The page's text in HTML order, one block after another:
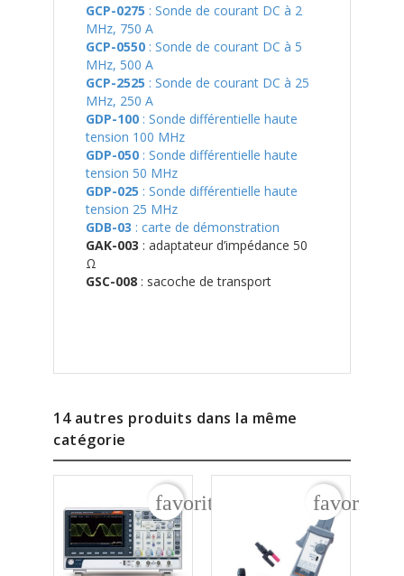
GCP-0275 : Sonde de courant DC à 2
MHz, 750 A
GCP-0550 : Sonde de courant DC à 5
MHz, 500 A
GCP-2525 : Sonde de courant DC à 25
MHz, 250 A
GDP-100 : Sonde différentielle haute
tension 100 MHz
GDP-050 : Sonde différentielle haute
tension 50 MHz
GDP-025 : Sonde différentielle haute
tension 25 MHz
GDB-03 : carte de démonstration
GAK-003 : adaptateur d’impédance 50
Ω
GSC-008 : sacoche de transport
14 autres produits dans la même
catégorie
favorite_border